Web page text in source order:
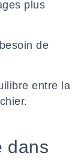
plus
de
entre la
dans